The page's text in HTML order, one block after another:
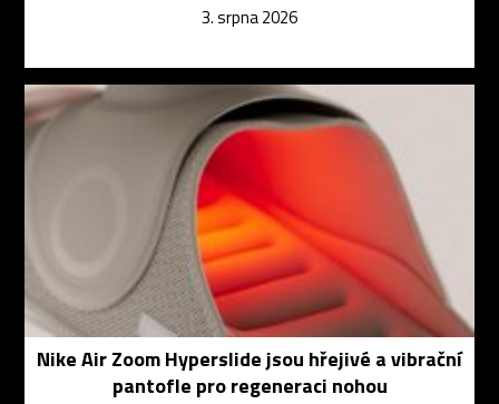
3. srpna 2026
Nike Air Zoom Hyperslide jsou hřejivé a vibrační
pantofle pro regeneraci nohou